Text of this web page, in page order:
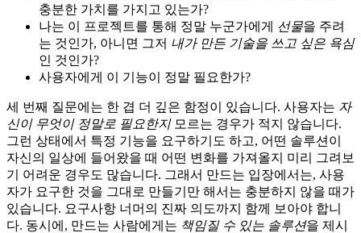
충분한 가치를 가지고 있는가?
나는 이 프로젝트를 통해 정말 누군가에게 선물을 주려
는 것인가, 아니면 그저 내가 만든 기술을 쓰고 싶은 욕심
인 것인가?
사용자에게 이 기능이 정말 필요한가?
세 번째 질문에는 한 겹 더 깊은 함정이 있습니다. 사용자는 자
신이 무엇이 정말로 필요한지모르는 경우가 적지 않습니다.
그런 상태에서 특정 기능을 요구하기도 하고, 어떤 솔루션이
자신의 일상에 들어왔을 때 어떤 변화를 가져올지 미리 그려보
기 어려운 경우도 많습니다. 그래서 만드는 입장에서는, 사용
자가 요구한 것을 그대로 만들기만 해서는 충분하지 않을 때가
있습니다. 요구사항 너머의 진짜 의도까지 함께 보아야 합니
다. 동시에, 만드는 사람에게는 책임질 수 있는 솔루션을 제시